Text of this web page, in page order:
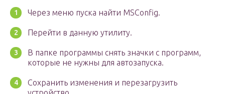
Через меню пуска найти MSConfig.
Перейти в данную утилиту.
В папке программы снять значки с программ,
которые не нужны для автозапуска.
Сохранить изменения и перезагрузить